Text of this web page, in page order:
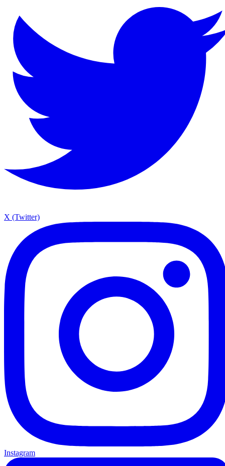
X (Twitter)
Instagram